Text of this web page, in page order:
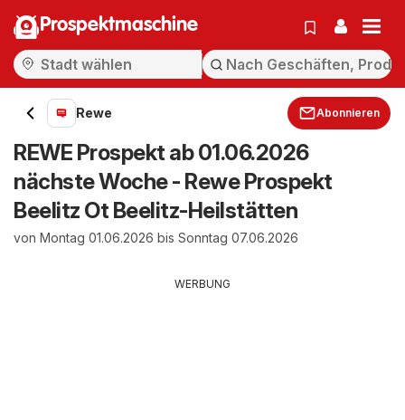
Prospektmaschine
Rewe Abonnieren
REWE Prospekt ab 01.06.2026
nächste Woche - Rewe Prospekt
Beelitz Ot Beelitz-Heilstätten
von Montag 01.06.2026 bis Sonntag 07.06.2026
WERBUNG